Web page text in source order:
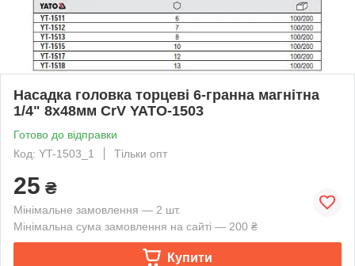
Насадка головка торцеві 6-гранна магнітна
1/4" 8х48мм CrV YATO-1503
Готово до відправки
Код: YT-1503_1
Тільки опт
25 ₴
Мінімальне замовлення — 2 шт.
Мінімальна сума замовлення на сайті — 200 ₴
Купити